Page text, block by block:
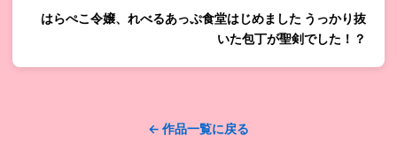
はらぺこ令嬢、れべるあっぷ食堂はじめました うっかり抜
いた包丁が聖剣でした！？
← 作品一覧に戻る